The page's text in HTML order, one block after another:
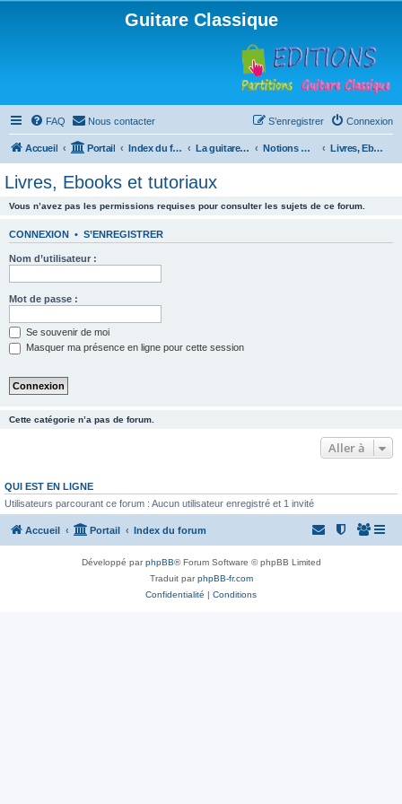
Guitare Classique
FAQ Nous contacter Connexion
S’enregistrer
Accueil Portail Index du forum La guitare : instrument, cours et théorie Notions musicales Livres, Ebooks et tutoriaux
Livres, Ebooks et tutoriaux
Vous n’avez pas les permissions requises pour consulter les sujets de ce forum.
CONNEXION • S’ENREGISTRER
Nom d’utilisateur :
Mot de passe :
Se souvenir de moi
Masquer ma présence en ligne pour cette session
Cette catégorie n’a pas de forum.
Aller à
QUI EST EN LIGNE
Utilisateurs parcourant ce forum : Aucun utilisateur enregistré et 1 invité
Accueil Portail Index du forum
Développé parphpBB® Forum Software © phpBB Limited
Traduit parphpBB-fr.com
Confidentialité | Conditions